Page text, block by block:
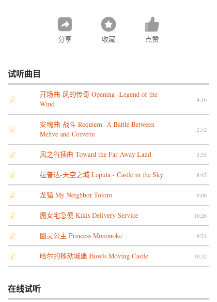
分享 收藏 点赞
试听曲目
开场曲-风的传奇 Opening -Legend of the
Wind
4:16
安魂曲-战斗 Requiem -A Battle Between
Mehve and Corvette
2:52
风之谷插曲 Toward the Far Away Land 3:35
拉普达-天空之城 Laputa - Castle in the Sky 8:42
龙猫 My Neighbor Totoro 9:06
魔女宅急便 Kikis Delivery Service 10:26
幽灵公主 Princess Mononoke 9:24
哈尔的移动城堡 Howls Moving Castle 10:32
在线试听